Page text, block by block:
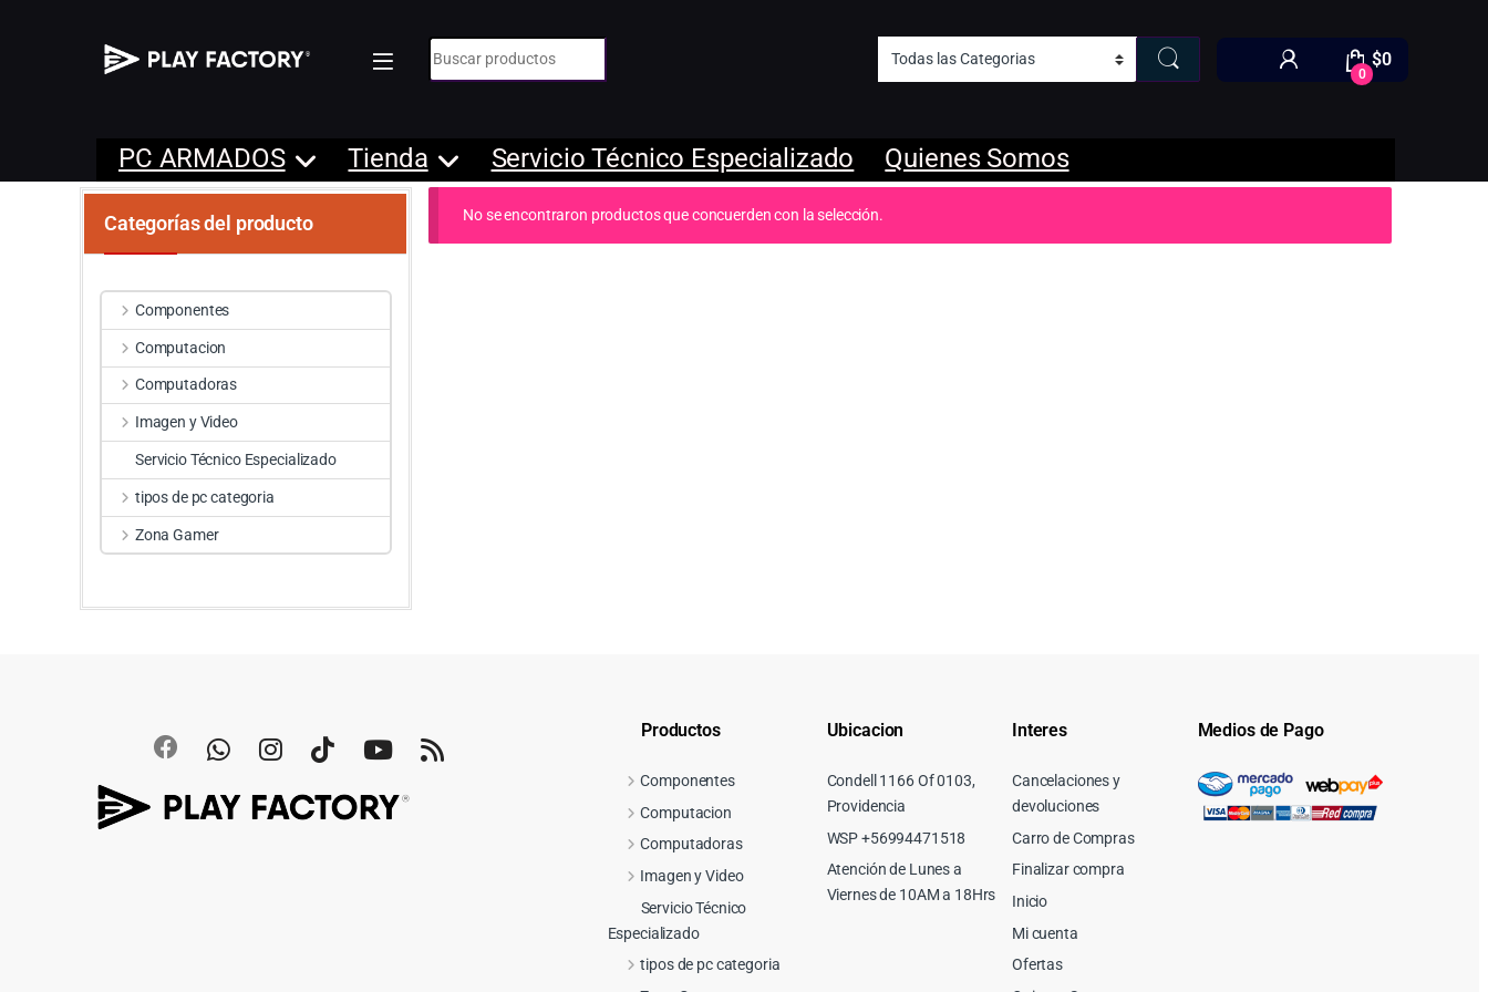
Búsqueda de:
0
$0
PC ARMADOS Tienda Servicio Técnico Especializado Quienes Somos
No se encontraron productos que concuerden con la selección.
Categorías del producto
Componentes
Computacion
Computadoras
Imagen y Video
Servicio Técnico Especializado
tipos de pc categoria
Zona Gamer
Productos
Componentes
Computacion
Computadoras
Imagen y Video
Servicio Técnico
Especializado
tipos de pc categoria
Ubicacion
Condell 1166 Of 0103,
Providencia
WSP +56994471518
Atención de Lunes a
Viernes de 10AM a 18Hrs
Interes
Cancelaciones y
devoluciones
Carro de Compras
Finalizar compra
Inicio
Mi cuenta
Ofertas
Medios de Pago